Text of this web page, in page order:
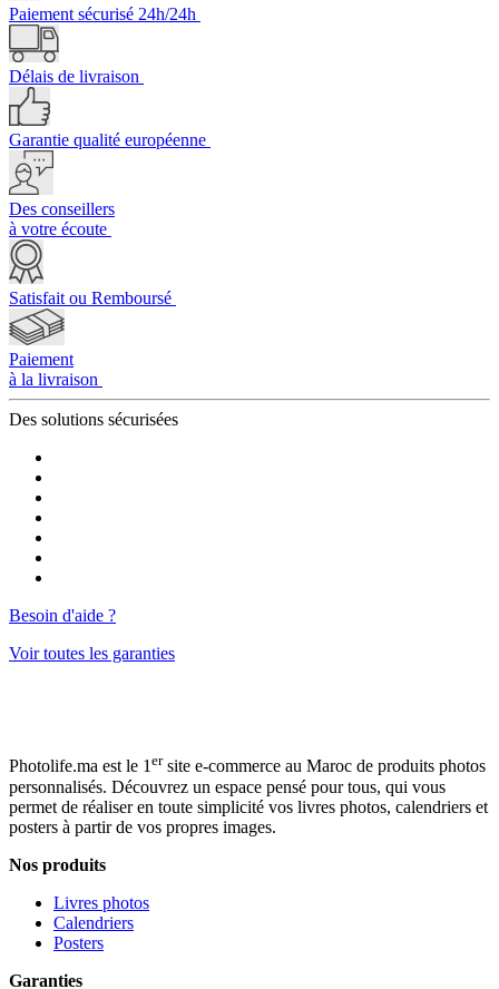
Paiement sécurisé 24h/24h
Délais de livraison
Garantie qualité européenne
Des conseillers
à votre écoute
Satisfait ou Remboursé
Paiement
à la livraison
Des solutions sécurisées
Besoin d'aide ?
Voir toutes les garanties
Photolife.ma est le 1ersite e-commerce au Maroc de produits photos
personnalisés. Découvrez un espace pensé pour tous, qui vous
permet de réaliser en toute simplicité vos livres photos, calendriers et
posters à partir de vos propres images.
Nos produits
Livres photos
Calendriers
Posters
Garanties